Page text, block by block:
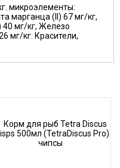
микроэлементы:
марганца (II) 67 мг/кг,
40 мг/кг, Железо
мг/кг. Красители,